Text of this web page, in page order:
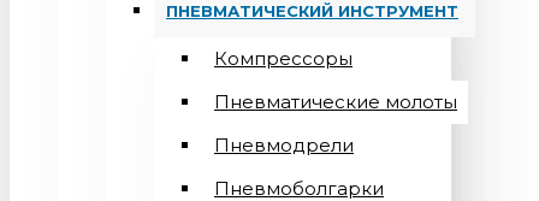
ПНЕВМАТИЧЕСКИЙ ИНСТРУМЕНТ
Компрессоры
Пневматические молоты
Пневмодрели
Пневмоболгарки